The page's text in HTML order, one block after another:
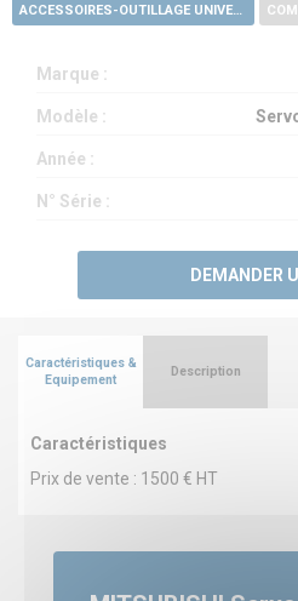
ACCESSOIRES-OUTILLAGE UNIVERSELS
Marque :
Modèle :
Année :
N° Série :
DEMANDER
Caractéristiques &
Equipement
Caractéristiques
Prix de vente : 1500 € HT
Description